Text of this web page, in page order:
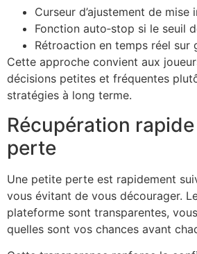
Curseur d’ajustement de mise
Fonction auto‑stop si le seuil
Rétroaction en temps réel sur
Cette approche convient aux
décisions petites et fréquentes
stratégies à long terme.
Récupération
perte
Une petite perte est rapidement
vous évitant de vous décourager.
plateforme sont transparentes,
quelles sont vos chances avant